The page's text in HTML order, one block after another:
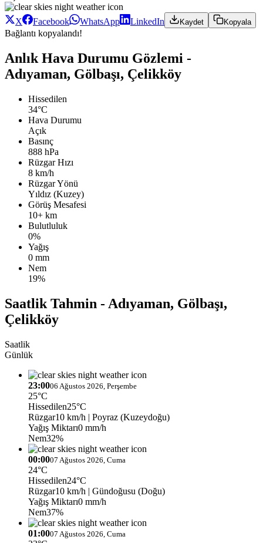
X Facebook WhatsApp LinkedIn Kaydet Kopyala
Bağlantı kopyalandı!
Anlık Hava Durumu Gözlemi -
Adıyaman, Gölbaşı, Çelikköy
Hissedilen
34°C
Hava Durumu
Açık
Basınç
888 hPa
Rüzgar Hızı
8 km/h
Rüzgar Yönü
Yıldız (Kuzey)
Görüş Mesafesi
10+ km
Bulutluluk
0%
Yağış
0 mm
Nem
19%
Saatlik Tahmin - Adıyaman, Gölbaşı,
Çelikköy
Saatlik
Günlük
23:0006 Ağustos 2026, Perşembe
25°C
Hissedilen25°C
Rüzgar10 km/h | Poyraz (Kuzeydoğu)
Yağış Miktarı0 mm/h
Nem32%
00:0007 Ağustos 2026, Cuma
24°C
Hissedilen24°C
Rüzgar10 km/h | Gündoğusu (Doğu)
Yağış Miktarı0 mm/h
Nem37%
01:0007 Ağustos 2026, Cuma